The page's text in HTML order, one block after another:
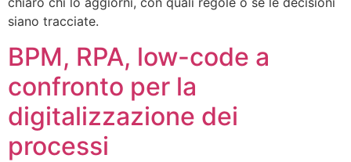
siano tracciate.
BPM, RPA, low-code a
confronto per la
digitalizzazione dei
processi